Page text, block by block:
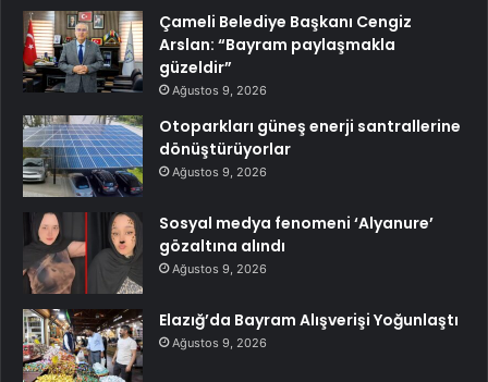
Çameli Belediye Başkanı Cengiz
Arslan: “Bayram paylaşmakla
güzeldir”
Ağustos 9, 2026
Otoparkları güneş enerji santrallerine
dönüştürüyorlar
Ağustos 9, 2026
Sosyal medya fenomeni ‘Alyanure’
gözaltına alındı
Ağustos 9, 2026
Elazığ’da Bayram Alışverişi Yoğunlaştı
Ağustos 9, 2026